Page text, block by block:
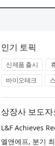
인기 토픽
신제품 출시
바이오테크
상장사 보도자